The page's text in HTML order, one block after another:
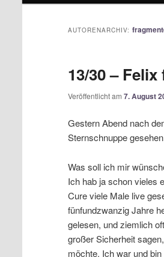
AUTORENARCHIV:
13/30 –
Veröffentlicht am 7. August
Gestern Abend nach
Sternschnuppe
Was soll ich mir
Ich hab ja schon vieles
Cure viele Male live
fünfundzwanzig Jahre
gelesen, und ziemlich
großer Sicherheit
möchte. Ich war und